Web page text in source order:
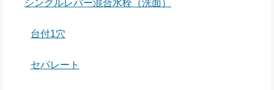
シングルレバー混合水栓（洗面）
台付1穴
セパレート